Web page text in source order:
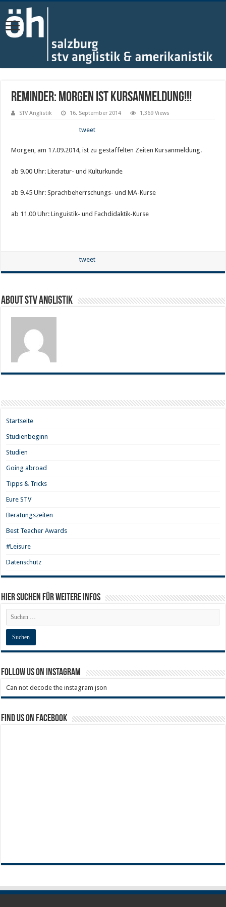
Reminder: Morgen ist Kursanmeldung!!!
STV Anglistik 16. September 2014 1,369 Views
tweet
Morgen, am 17.09.2014, ist zu gestaffelten Zeiten Kursanmeldung.
ab 9.00 Uhr: Literatur- und Kulturkunde
ab 9.45 Uhr: Sprachbeherrschungs- und MA-Kurse
ab 11.00 Uhr: Linguistik- und Fachdidaktik-Kurse
tweet
About STV Anglistik
Startseite
Studienbeginn
Studien
Going abroad
Tipps & Tricks
Eure STV
Beratungszeiten
Best Teacher Awards
#Leisure
Datenschutz
Hier Suchen für weitere Infos
Follow us on Instagram
Can not decode the instagram json
Find us on Facebook